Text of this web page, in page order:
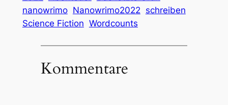
nanowrimo Nanowrimo2022 schreiben
Science Fiction Wordcounts
Kommentare